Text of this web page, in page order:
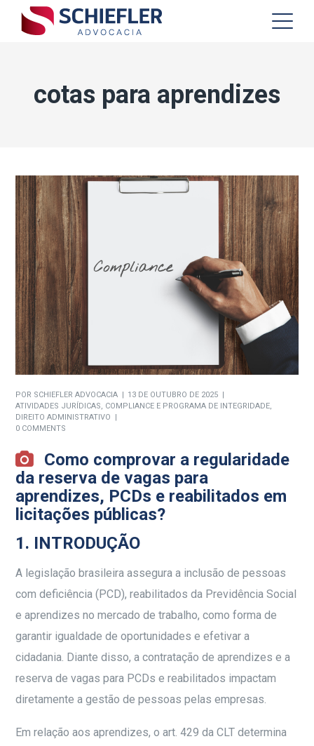
cotas para aprendizes
POR SCHIEFLER ADVOCACIA
13 DE OUTUBRO DE 2025
ATIVIDADES JURÍDICAS, COMPLIANCE E PROGRAMA DE INTEGRIDADE,
DIREITO ADMINISTRATIVO
0 COMMENTS
Como comprovar a regularidade
da reserva de vagas para
aprendizes, PCDs e reabilitados em
licitações públicas?
1. INTRODUÇÃO
A legislação brasileira assegura a inclusão de pessoas
com deficiência (PCD), reabilitados da Previdência Social
e aprendizes no mercado de trabalho, como forma de
garantir igualdade de oportunidades e efetivar a
cidadania. Diante disso, a contratação de aprendizes e a
reserva de vagas para PCDs e reabilitados impactam
diretamente a gestão de pessoas pelas empresas.
Em relação aos aprendizes, o art. 429 da CLT determina